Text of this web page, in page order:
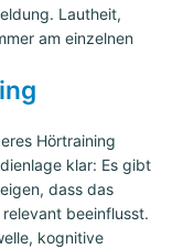
Lautheit,
am einzelnen
Hörtraining
klar: Es gibt
dass das
beeinflusst.
kognitive